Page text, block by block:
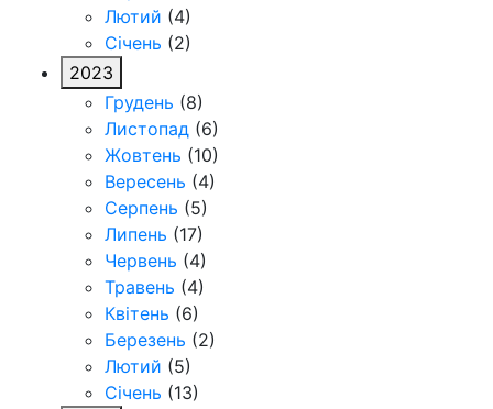
Лютий (4)
Січень (2)
2023
Грудень (8)
Листопад (6)
Жовтень (10)
Вересень (4)
Серпень (5)
Липень (17)
Червень (4)
Травень (4)
Квітень (6)
Березень (2)
Лютий (5)
Січень (13)